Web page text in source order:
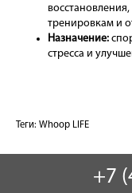
тренировкам и
Назначение:
стресса и
Теги: Whoop LIFE
+7